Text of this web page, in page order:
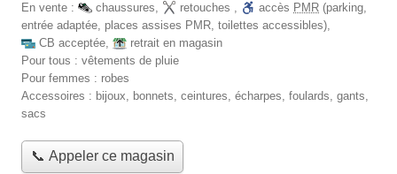
En vente :
chaussures, retouches , accès PMR (parking,
entrée adaptée, places assises PMR, toilettes accessibles),
CB acceptée,
retrait en magasin
Pour tous : vêtements de pluie
Pour femmes : robes
Accessoires : bijoux, bonnets, ceintures, écharpes, foulards, gants,
sacs
📞 Appeler ce magasin